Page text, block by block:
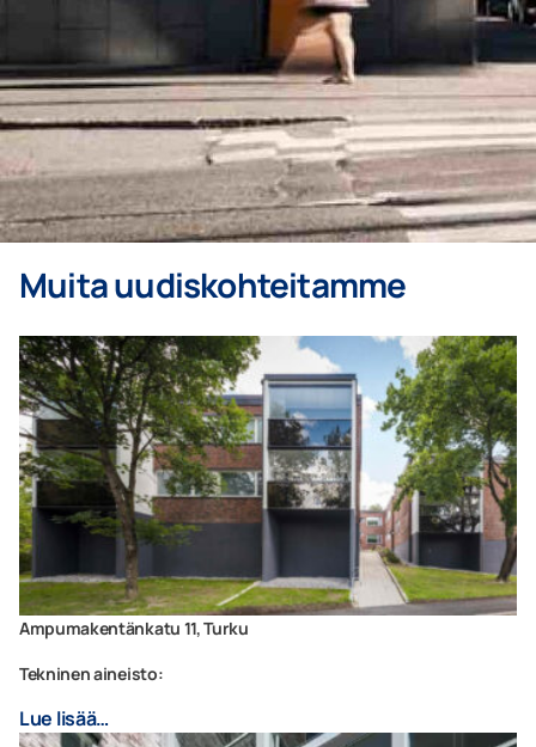
Muita uudiskohteitamme
Ampumakentänkatu 11, Turku
Tekninen aineisto:
Lue lisää…